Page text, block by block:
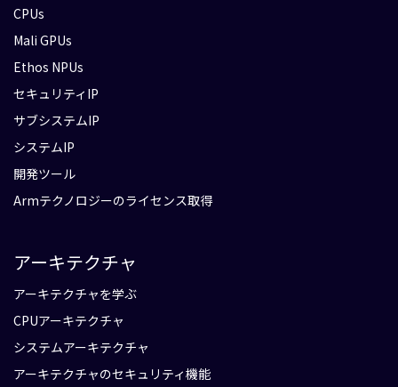
CPUs
Mali GPUs
Ethos NPUs
セキュリティIP
サブシステムIP
システムIP
開発ツール
Armテクノロジーのライセンス取得
アーキテクチャ
アーキテクチャを学ぶ
CPUアーキテクチャ
システムアーキテクチャ
アーキテクチャのセキュリティ機能